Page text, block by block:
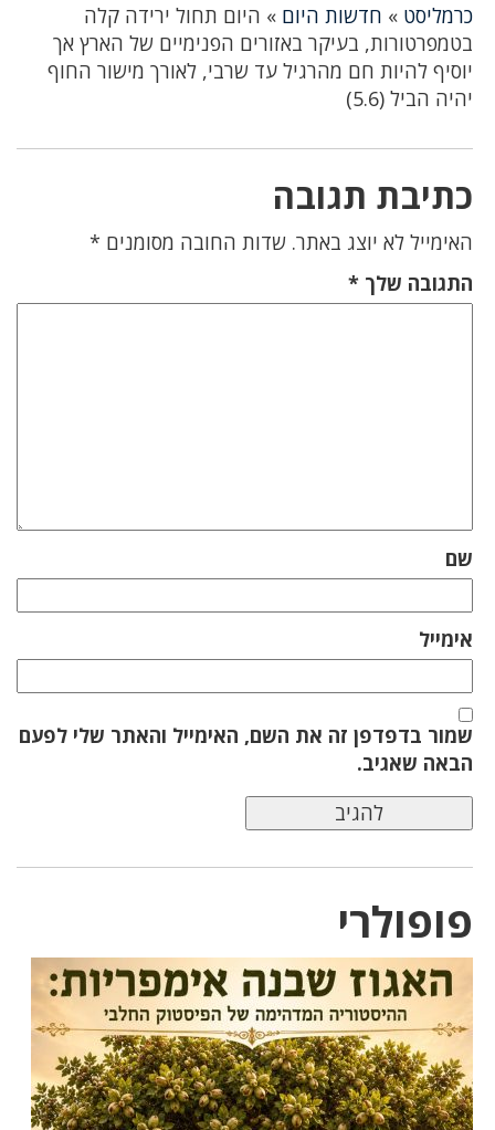
כרמליסט » חדשות היום » היום תחול ירידה קלה
בטמפרטורות, בעיקר באזורים הפנימיים של הארץ אך
יוסיף להיות חם ‏מהרגיל עד שרבי, לאורך מישור החוף
יהיה הביל (5.6)‏
כתיבת תגובה
האימייל לא יוצג באתר. שדות החובה מסומנים *
התגובה שלך *
שם
אימייל
שמור בדפדפן זה את השם, האימייל והאתר שלי לפעם
הבאה שאגיב.
פופולרי